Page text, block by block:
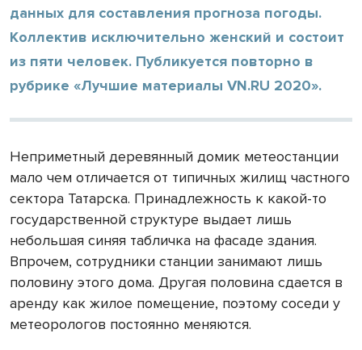
данных для составления прогноза погоды.
Коллектив исключительно женский и состоит
из пяти человек. Публикуется повторно в
рубрике «Лучшие материалы VN.RU 2020».
Неприметный деревянный домик метеостанции
мало чем отличается от типичных жилищ частного
сектора Татарска. Принадлежность к какой-то
государственной структуре выдает лишь
небольшая синяя табличка на фасаде здания.
Впрочем, сотрудники станции занимают лишь
половину этого дома. Другая половина сдается в
аренду как жилое помещение, поэтому соседи у
метеорологов постоянно меняются.